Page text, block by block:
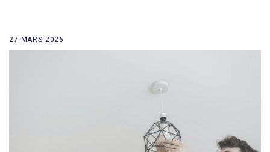
retour à la liste des news
27 MARS 2026